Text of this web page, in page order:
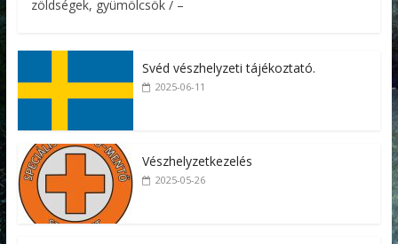
zöldségek, gyümölcsök / –
Svéd vészhelyzeti tájékoztató.
2025-06-11
Vészhelyzetkezelés
2025-05-26